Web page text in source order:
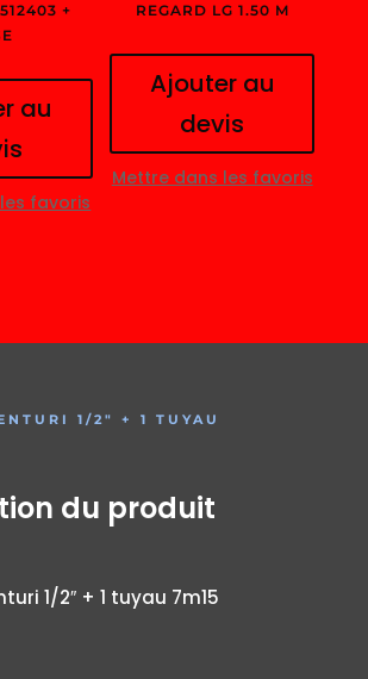
au
favoris
REGARD LG 1.50 M
Ajouter au
devis
Mettre dans les favoris
1/2″ + 1 TUYAU
du produit
1/2″ + 1 tuyau 7m15